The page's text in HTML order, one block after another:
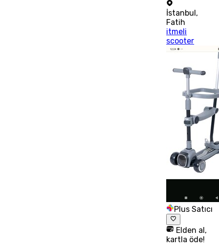
İstanbul ,
Fatih
itmeli
scooter
Plus Satıcı
Elden al,
kartla öde!